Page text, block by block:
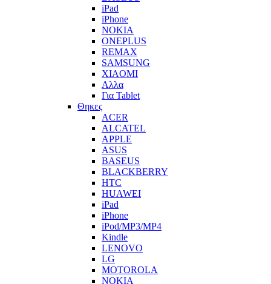
iPad
iPhone
NOKIA
ONEPLUS
REMAX
SAMSUNG
XIAOMI
Αλλα
Για Tablet
Θηκες
ACER
ALCATEL
APPLE
ASUS
BASEUS
BLACKBERRY
HTC
HUAWEI
iPad
iPhone
iPod/MP3/MP4
Kindle
LENOVO
LG
MOTOROLA
NOKIA